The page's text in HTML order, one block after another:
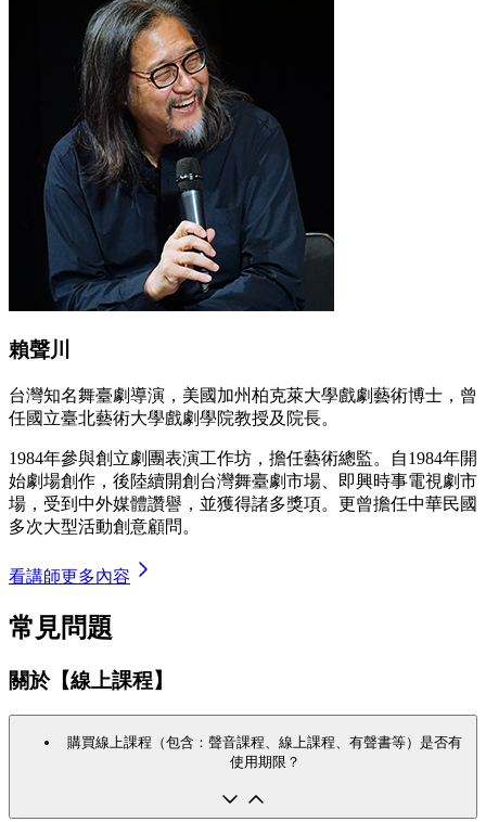
賴聲川
台灣知名舞臺劇導演，美國加州柏克萊大學戲劇藝術博士，曾
任國立臺北藝術大學戲劇學院教授及院長。
1984年參與創立劇團表演工作坊，擔任藝術總監。自1984年開
始劇場創作，後陸續開創台灣舞臺劇市場、即興時事電視劇市
場，受到中外媒體讚譽，並獲得諸多獎項。更曾擔任中華民國
多次大型活動創意顧問。
看講師更多內容
常見問題
關於【線上課程】
購買線上課程（包含：聲音課程、線上課程、有聲書等）是否有
使用期限？